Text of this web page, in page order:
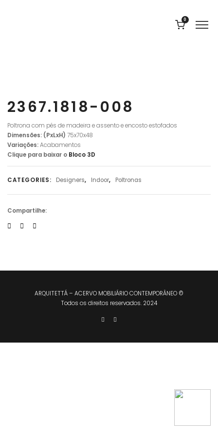
0
2367.1818-008
Poltrona com pés de madeira e assento e encosto estofados
Dimensões: (PxLxH) 75x70x48
Variações:Acabamentos
Clique para baixar o Bloco 3D
CATEGORIES: Designers, Indoor, Poltronas
Compartilhe:
ARQUITETTÁ – ACERVO MOBILIÁRIO CONTEMPORÂNEO ©
Todos os direitos reservados. 2024